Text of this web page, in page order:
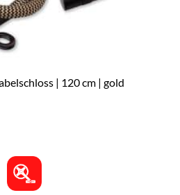
| 120 cm | gold